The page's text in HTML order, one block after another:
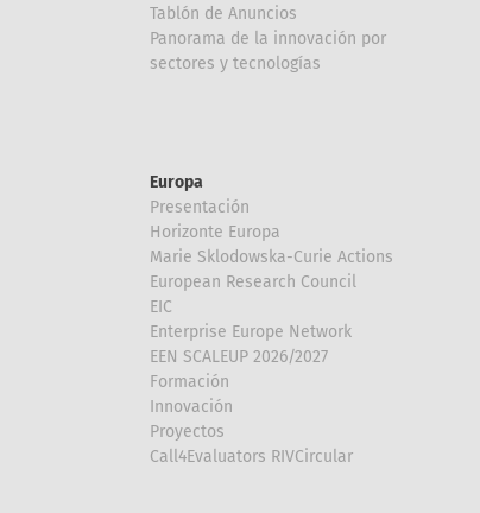
Tablón de Anuncios
Panorama de la innovación por
sectores y tecnologías
Europa
Presentación
Horizonte Europa
Marie Sklodowska-Curie Actions
European Research Council
EIC
Enterprise Europe Network
EEN SCALEUP 2026/2027
Formación
Innovación
Proyectos
Call4Evaluators RIVCircular